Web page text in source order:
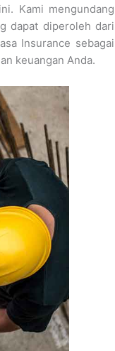
Kami mengundang
dapat diperoleh dari
Insurance sebagai
keuangan Anda.